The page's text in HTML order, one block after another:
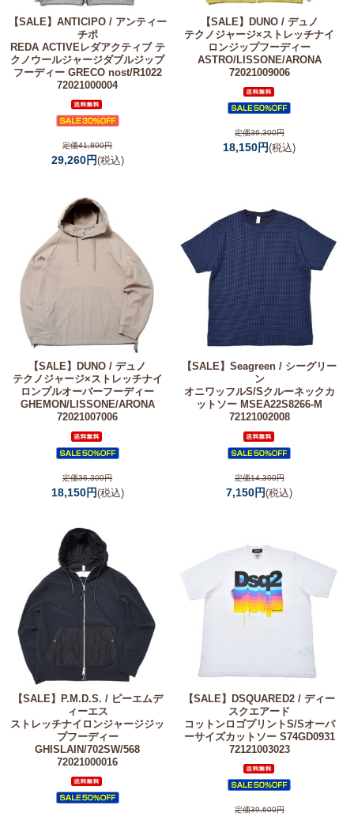
【SALE】 ANTICIPO / アンティー
チポ
REDA ACTIVEレダアクティブ テ
クノウールジャージダブルジップ
フーディー GRECO nost/R1022
72021000004
定価41,800円
29,260円(税込)
【SALE】 DUNO / デュノ
テクノジャージ×ストレッチナイ
ロンジップフーディー
ASTRO/LISSONE/ARONA
72021009006
定価36,300円
18,150円(税込)
【SALE】
DUNO / デュノ
テクノジャージ×ストレッチナイ
ロンプルオーバーフーディー
GHEMON/LISSONE/ARONA
72021007006
定価36,300円
18,150円(税込)
【SALE】Seagreen / シーグリー
ン
オニワッフルS/Sクルーネックカ
ットソー MSEA22S8266-M
72121002008
定価14,300円
7,150円(税込)
【SALE】
P.M.D.S. / ピーエムデ
ィーエス
ストレッチナイロンジャージジッ
プフーディー
GHISLAIN/702SW/568
72021000016
【SALE】
DSQUARED2 / ディー
スクエアード
コットンロゴプリントS/Sオーバ
ーサイズカットソー S74GD0931
72121003023
定価39,600円